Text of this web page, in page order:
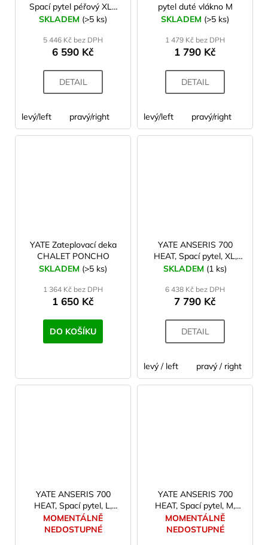
Spací pytel péřový XL+
vak na uložení
SKLADEM (>5 ks)
5 446 Kč bez DPH
6 590 Kč
DETAIL
levý/left pravý/right
pytel duté vlákno M
SKLADEM (>5 ks)
1 479 Kč bez DPH
1 790 Kč
DETAIL
levý/left pravý/right
YATE Zateplovací deka
CHALET PONCHO
SKLADEM (>5 ks)
1 364 Kč bez DPH
1 650 Kč
DO KOŠÍKU
YATE ANSERIS 700
HEAT, Spací pytel, XL,
220x80x50, vak
SKLADEM (1 ks)
6 438 Kč bez DPH
7 790 Kč
DETAIL
levý / left pravý / right
YATE ANSERIS 700
HEAT, Spací pytel, L,
200x80x50, vak
MOMENTÁLNĚ
NEDOSTUPNÉ
YATE ANSERIS 700
HEAT, Spací pytel, M,
180x80x50, vak
MOMENTÁLNĚ
NEDOSTUPNÉ